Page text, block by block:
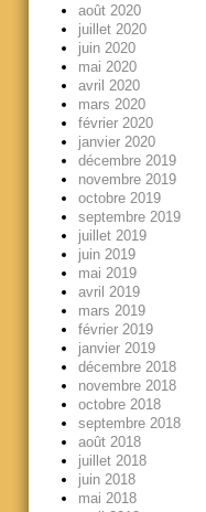
août 2020
juillet 2020
juin 2020
mai 2020
avril 2020
mars 2020
février 2020
janvier 2020
décembre 2019
novembre 2019
octobre 2019
septembre 2019
juillet 2019
juin 2019
mai 2019
avril 2019
mars 2019
février 2019
janvier 2019
décembre 2018
novembre 2018
octobre 2018
septembre 2018
août 2018
juillet 2018
juin 2018
mai 2018